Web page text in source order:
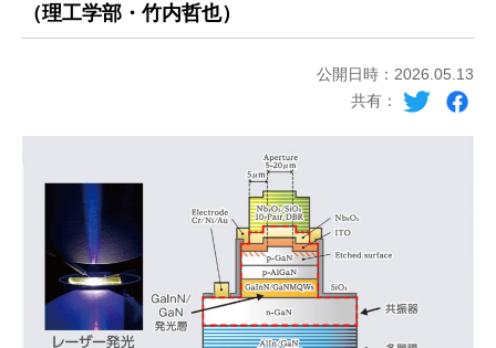
（理工学部・竹内哲也）
公開日時：2026.05.13
共有：